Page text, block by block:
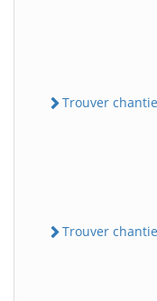
Trouver
Trouver